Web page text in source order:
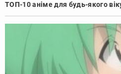
ТОП-10 аніме для будь-якого